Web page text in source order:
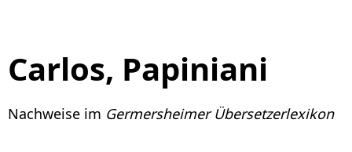
Carlos, Papiniani
Nachweise im Germersheimer Übersetzerlexikon